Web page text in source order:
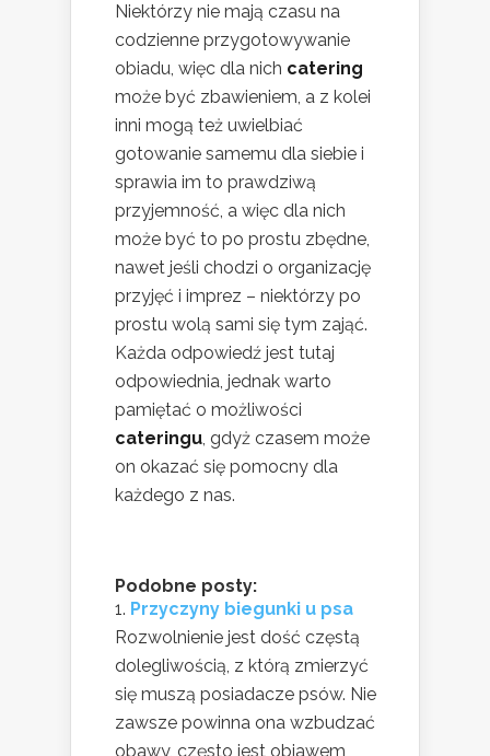
Niektórzy nie mają czasu na
codzienne przygotowywanie
obiadu, więc dla nich catering
może być zbawieniem, a z kolei
inni mogą też uwielbiać
gotowanie samemu dla siebie i
sprawia im to prawdziwą
przyjemność, a więc dla nich
może być to po prostu zbędne,
nawet jeśli chodzi o organizację
przyjęć i imprez – niektórzy po
prostu wolą sami się tym zająć.
Każda odpowiedź jest tutaj
odpowiednia, jednak warto
pamiętać o możliwości
cateringu, gdyż czasem może
on okazać się pomocny dla
każdego z nas.
Podobne posty:
Przyczyny biegunki u psa
Rozwolnienie jest dość częstą
dolegliwością, z którą zmierzyć
się muszą posiadacze psów. Nie
zawsze powinna ona wzbudzać
obawy, często jest objawem